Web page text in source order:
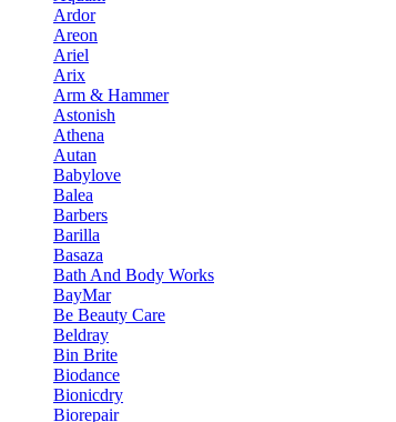
Ardor
Areon
Ariel
Arix
Arm & Hammer
Astonish
Athena
Autan
Babylove
Balea
Barbers
Barilla
Basaza
Bath And Body Works
BayMar
Be Beauty Care
Beldray
Bin Brite
Biodance
Bionicdry
Biorepair